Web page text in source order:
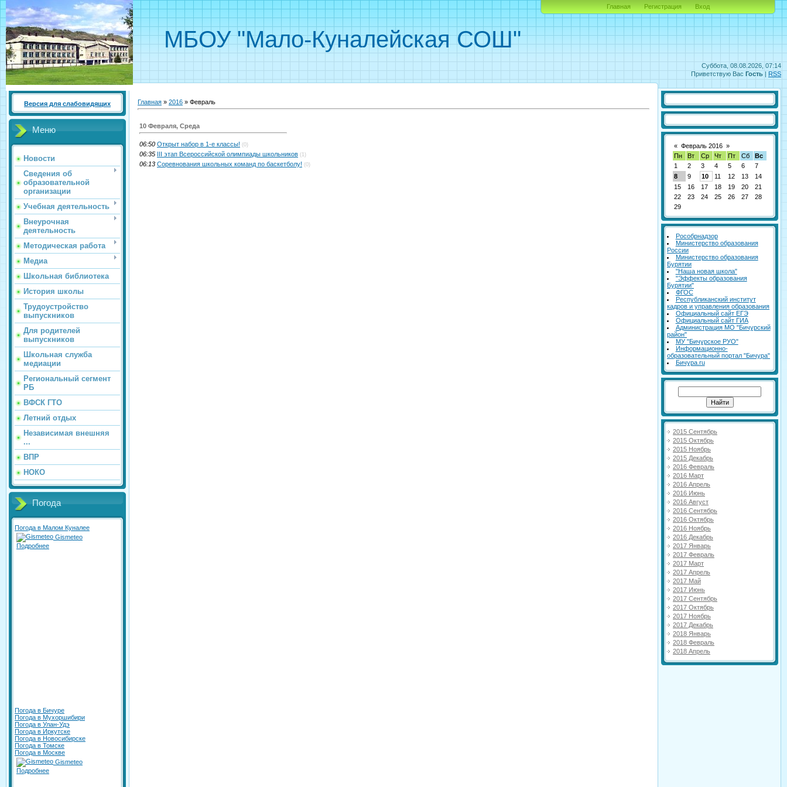
Суббота, 08.08.2026, 07:14
Приветствую Вас Гость | RSS
МБОУ "Мало-Куналейская СОШ"
Главная Регистрация Вход
Версия для слабовидящих
Меню
Новости
Сведения об
образовательной
организации
Учебная деятельность
Внеурочная
деятельность
Методическая работа
Медиа
Школьная библиотека
История школы
Трудоустройство
выпускников
Для родителей
выпускников
Школьная служба
медиации
Региональный сегмент
РБ
ВФСК ГТО
Летний отдых
Независимая внешняя
...
ВПР
НОКО
Погода
Погода в Малом Куналее
Gismeteo
Подробнее
Погода в Бичуре
Погода в Мухоршибири
Погода в Улан-Удэ
Погода в Иркутске
Погода в Новосибирске
Погода в Томске
Погода в Москве
Gismeteo
Подробнее
Главная » 2016 » Февраль
10 Февраля, Среда
06:50 Открыт набор в 1-е классы! (0)
06:35 III этап Всероссийской олимпиады школьников (1)
06:13 Соревнования школьных команд по баскетболу! (0)
« Февраль 2016 »
Пн
Вт Ср Чт Пт Сб
Вс
1
2 3 4 5 6
7
8
9 10 11 12 13
14
15
16 17 18 19 20
21
22
23 24 25 26 27
28
29
Рособрнадзор
Министерство образования
России
Министерство образования
Бурятии
"Наша новая школа"
"Эффекты образования
Бурятии"
ФГОС
Республиканский институт
кадров и управления образования
Официальный сайт ЕГЭ
Официальный сайт ГИА
Администрация МО "Бичурский
район"
МУ "Бичурское РУО"
Информационно-
образовательный портал "Бичура"
Бичура.ru
2015 Сентябрь
2015 Октябрь
2015 Ноябрь
2015 Декабрь
2016 Февраль
2016 Март
2016 Апрель
2016 Июнь
2016 Август
2016 Сентябрь
2016 Октябрь
2016 Ноябрь
2016 Декабрь
2017 Январь
2017 Февраль
2017 Март
2017 Апрель
2017 Май
2017 Июнь
2017 Сентябрь
2017 Октябрь
2017 Ноябрь
2017 Декабрь
2018 Январь
2018 Февраль
2018 Апрель